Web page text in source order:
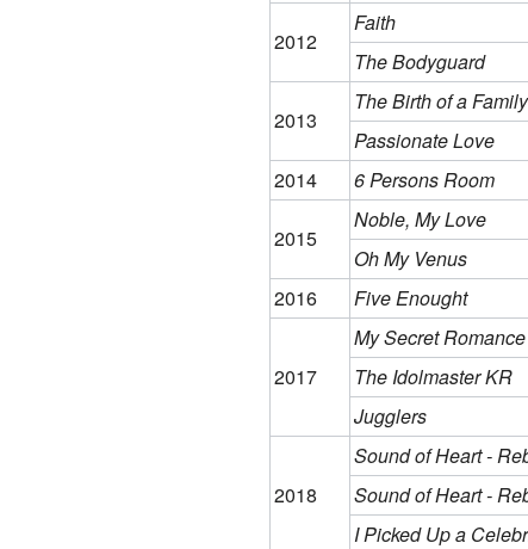
2012
Faith
The Bodyguard
2013
The Birth of a Family
Passionate Love
2014
6 Persons Room
2015
Noble, My Love
Oh My Venus
2016
Five Enought
2017
My Secret Romance
The Idolmaster KR
Jugglers
2018
Sound of Heart -
Sound of Heart -
I Picked Up a